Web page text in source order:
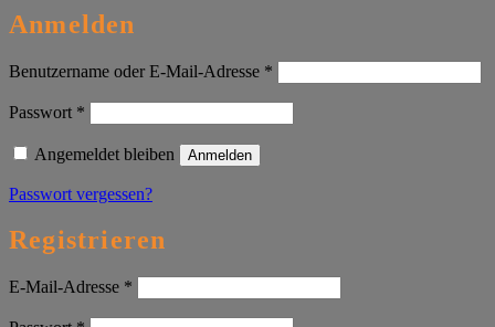
Anmelden
Benutzername oder E-Mail-Adresse *
Passwort *
Angemeldet bleiben Anmelden
Passwort vergessen?
Registrieren
E-Mail-Adresse *